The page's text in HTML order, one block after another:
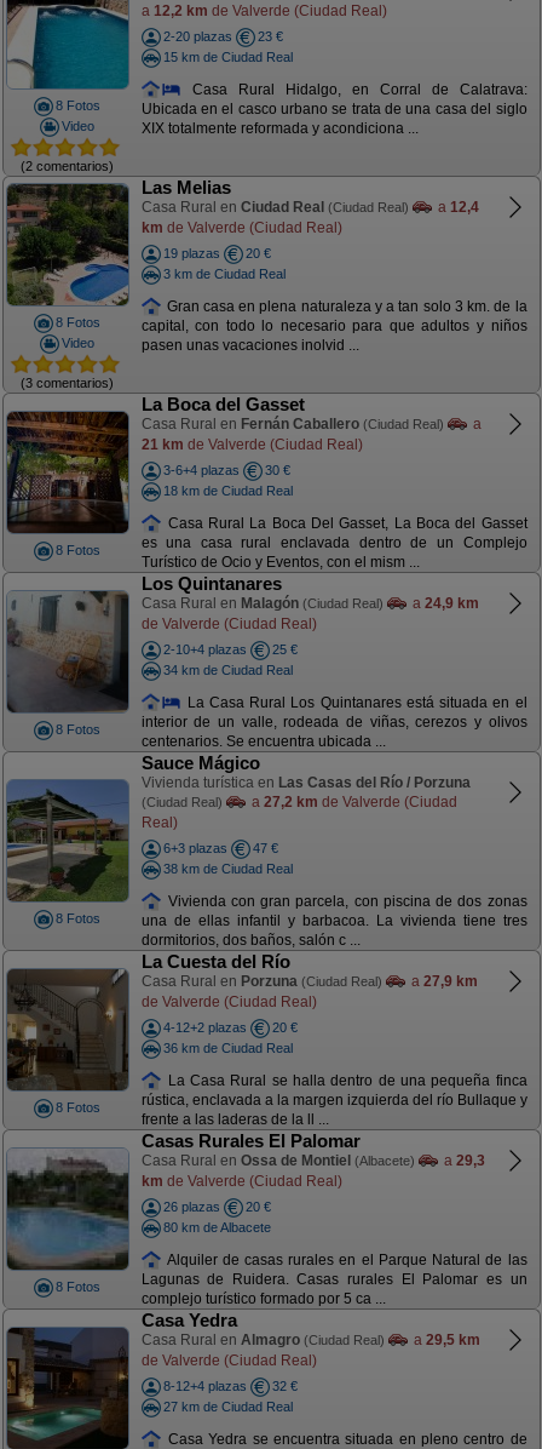
8 Fotos
Video
(2 comentarios)
a 12,2 km de Valverde (Ciudad Real)
2-20 plazas
23 €
15 km de Ciudad Real
Casa Rural Hidalgo, en Corral de Calatrava:
Ubicada en el casco urbano se trata de una casa del siglo
XIX totalmente reformada y acondiciona ...
8 Fotos
Video
(3 comentarios)
Las Melias
Casa Rural en Ciudad Real (Ciudad Real) a 12,4
km de Valverde (Ciudad Real)
19 plazas
20 €
3 km de Ciudad Real
Gran casa en plena naturaleza y a tan solo 3 km. de la
capital, con todo lo necesario para que adultos y niños
pasen unas vacaciones inolvid ...
8 Fotos
La Boca del Gasset
Casa Rural en Fernán Caballero (Ciudad Real)
a
21 km de Valverde (Ciudad Real)
3-6+4 plazas
30 €
18 km de Ciudad Real
Casa Rural La Boca Del Gasset, La Boca del Gasset
es una casa rural enclavada dentro de un Complejo
Turístico de Ocio y Eventos, con el mism ...
8 Fotos
Los Quintanares
Casa Rural en Malagón (Ciudad Real) a 24,9 km
de Valverde (Ciudad Real)
2-10+4 plazas
25 €
34 km de Ciudad Real
La Casa Rural Los Quintanares está situada en el
interior de un valle, rodeada de viñas, cerezos y olivos
centenarios. Se encuentra ubicada ...
8 Fotos
Sauce Mágico
Vivienda turística en Las Casas del Río / Porzuna
(Ciudad Real) a 27,2 km de Valverde (Ciudad
Real)
6+3 plazas
47 €
38 km de Ciudad Real
Vivienda con gran parcela, con piscina de dos zonas
una de ellas infantil y barbacoa. La vivienda tiene tres
dormitorios, dos baños, salón c ...
8 Fotos
La Cuesta del Río
Casa Rural en Porzuna (Ciudad Real) a 27,9 km
de Valverde (Ciudad Real)
4-12+2 plazas
20 €
36 km de Ciudad Real
La Casa Rural se halla dentro de una pequeña finca
rústica, enclavada a la margen izquierda del río Bullaque y
frente a las laderas de la ll ...
8 Fotos
Casas Rurales El Palomar
Casa Rural en Ossa de Montiel (Albacete) a 29,3
km de Valverde (Ciudad Real)
26 plazas
20 €
80 km de Albacete
Alquiler de casas rurales en el Parque Natural de las
Lagunas de Ruidera. Casas rurales El Palomar es un
complejo turístico formado por 5 ca ...
Casa Yedra
Casa Rural en Almagro (Ciudad Real) a 29,5 km
de Valverde (Ciudad Real)
8-12+4 plazas
32 €
27 km de Ciudad Real
Casa Yedra se encuentra situada en pleno centro de